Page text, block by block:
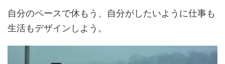
自分のペースで休もう、自分がしたいように仕事も
生活もデザインしよう。